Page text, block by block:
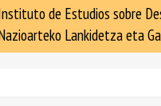
de Estudios sobre
Lankidetza eta